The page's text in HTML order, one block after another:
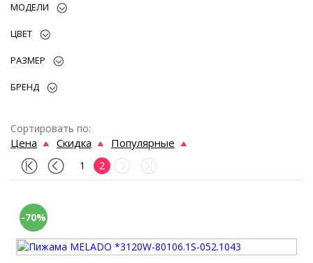
МОДЕЛИ
ЦВЕТ
РАЗМЕР
БРЕНД
Сортировать по:
Цена Скидка Популярные
1 2
-70%